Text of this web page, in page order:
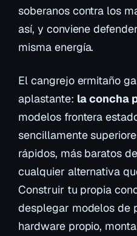
soberanos contra los
así, y conviene
misma energía.
El cangrejo ermitaño
aplastante: la concha
modelos frontera
sencillamente
rápidos, más baratos
cualquier alternativa
Construir tu propia
desplegar modelos de
hardware propio,